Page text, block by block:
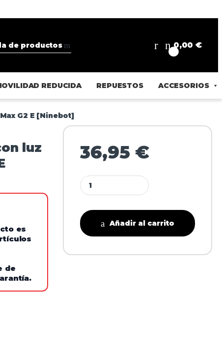
0,00€
REDUCIDA REPUESTOS ACCESORIOS
G2 E [Ninebot]
luz
es
de
36,95 €
Añadir al carrito